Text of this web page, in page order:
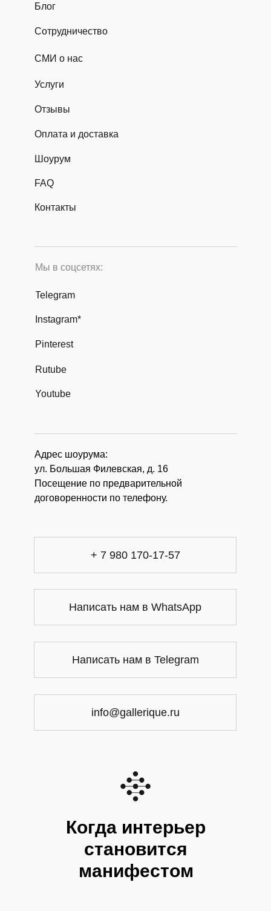
Адрес шоурума:
ул. Большая Филевская, д. 16
Посещение по предварительной
договоренности по телефону.
Мы в соцсетях:
Блог
Сотрудничество
Instagram*
Telegram
Услуги
Отзывы
Оплата и доставка
Когда интерьер
становится
манифестом
+ 7 980 170-17-57
Написать нам в WhatsApp
info@gallerique.ru
Написать нам в Telegram
СМИ о нас
Шоурум
FAQ
Контакты
Pinterest
Rutube
Youtube